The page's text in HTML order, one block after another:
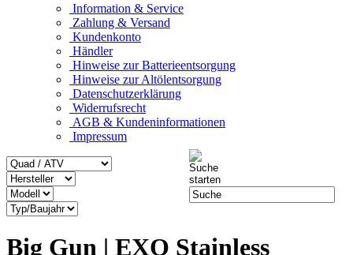
Information & Service
Zahlung & Versand
Kundenkonto
Händler
Hinweise zur Batterieentsorgung
Hinweise zur Altölentsorgung
Datenschutzerklärung
Widerrufsrecht
AGB & Kundeninformationen
Impressum
Big Gun | EXO Stainless